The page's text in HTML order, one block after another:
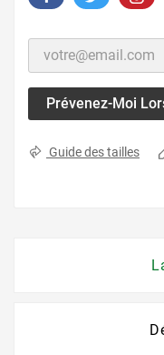
Prévenez-Moi
Guide des tailles